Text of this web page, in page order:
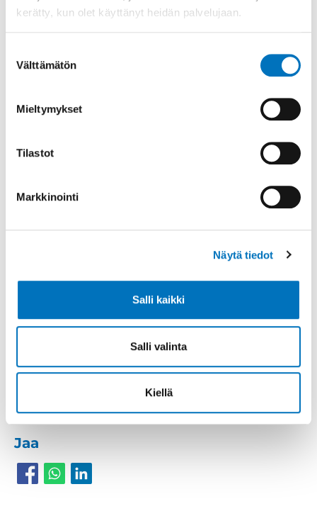
kerätty, kun olet käyttänyt heidän palvelujaan.
valinta
Välttämätön
Mieltymykset
Tilastot
Markkinointi
Näytä tiedot
Salli kaikki
Salli valinta
Kiellä
Puhelin
palvelupiste@kaarina.fi
Palvelupiste Fiskari sijaitsee Kaarina-talossa
matkailuneuvontapisteenä.
Reitti
Jaa